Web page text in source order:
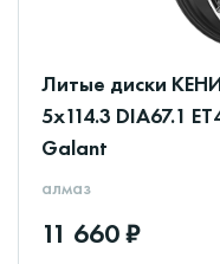
Литые диски
5x114.3 DIA67.1
Galant
алмаз
11 660 ₽